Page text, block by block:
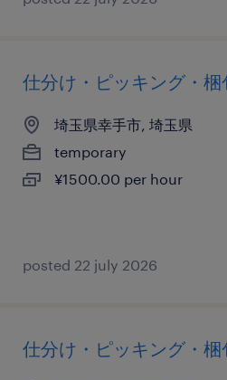
仕分け・ピッキング・梱
埼玉県幸手市, 埼玉県
temporary
¥1500.00 per hour
posted 22 july 2026
仕分け・ピッキング・梱